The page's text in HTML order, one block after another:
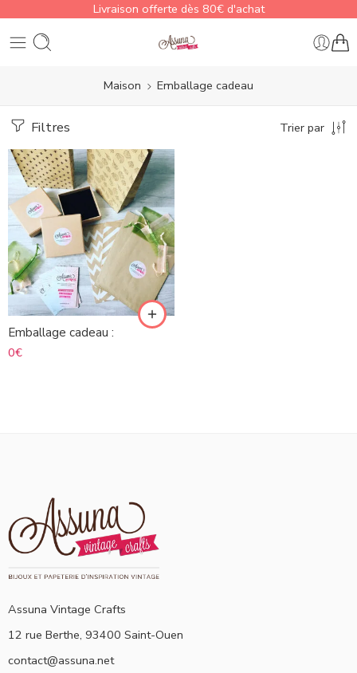
Livraison offerte dès 80€ d'achat
Maison Emballage cadeau
Filtres Trier par
Emballage cadeau :
0€
Assuna Vintage Crafts
12 rue Berthe, 93400 Saint-Ouen
contact@assuna.net